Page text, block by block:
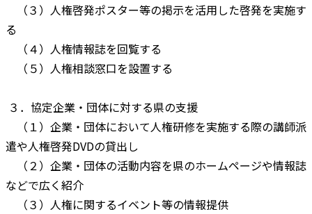
（３）人権啓発ポスター等の掲示を活用した啓発を実施す
る
（４）人権情報誌を回覧する
（５）人権相談窓口を設置する
３．協定企業・団体に対する県の支援
（１）企業・団体において人権研修を実施する際の講師派
遣や人権啓発DVDの貸出し
（２）企業・団体の活動内容を県のホームページや情報誌
などで広く紹介
（３）人権に関するイベント等の情報提供